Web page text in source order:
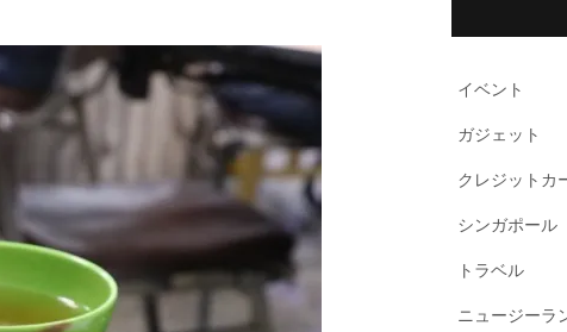
イベント
ガジェット
クレジットカ
シンガポール
トラベル
ニュージーラ